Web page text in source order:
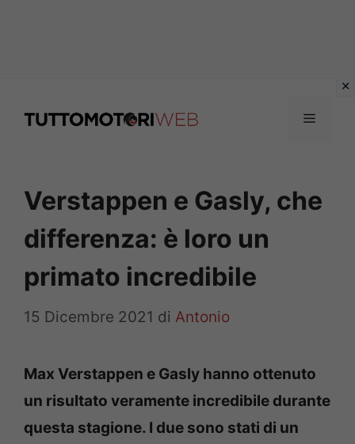
Menu
Verstappen e Gasly, che
differenza: è loro un
primato incredibile
15 Dicembre 2021 di Antonio
Max Verstappen e Gasly hanno ottenuto
un risultato veramente incredibile durante
questa stagione. I due sono stati di un